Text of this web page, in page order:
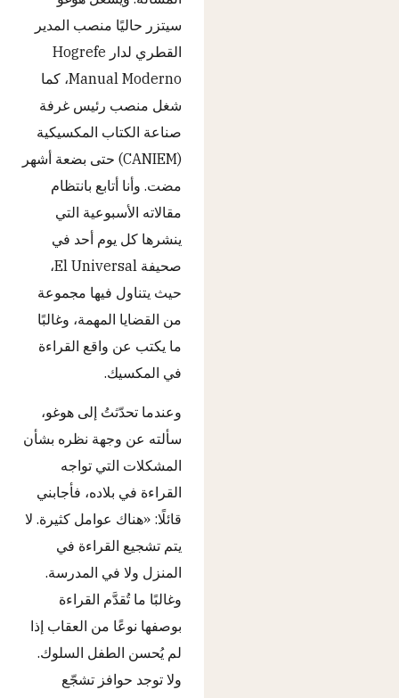
سيتزر حاليًا منصب المدير
القطري لدار Hogrefe
Manual Moderno، كما
شغل منصب رئيس غرفة
صناعة الكتاب المكسيكية
(CANIEM) حتى بضعة أشهر
مضت. وأنا أتابع بانتظام
مقالاته الأسبوعية التي
ينشرها كل يوم أحد في
صحيفة El Universal،
حيث يتناول فيها مجموعة
من القضايا المهمة، وغالبًا
ما يكتب عن واقع القراءة
في المكسيك.
وعندما تحدّثتُ إلى هوغو،
سألته عن وجهة نظره بشأن
المشكلات التي تواجه
القراءة في بلاده، فأجابني
قائلًا: «هناك عوامل كثيرة. لا
يتم تشجيع القراءة في
المنزل ولا في المدرسة.
وغالبًا ما تُقدَّم القراءة
بوصفها نوعًا من العقاب إذا
لم يُحسن الطفل السلوك.
ولا توجد حوافز تشجّع